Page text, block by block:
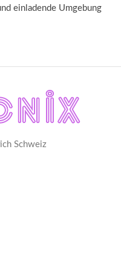
einladende Umgebung
Schweiz